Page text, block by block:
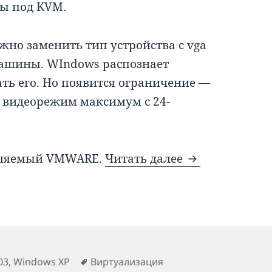
под KVM.
заменить тип устройства с vga
WIndows распознает
его. Но появится ограничение —
видеорежим максимум с 24-
VMWARE.Читать далее Установка
,Windows XP Метки
Виртуализация